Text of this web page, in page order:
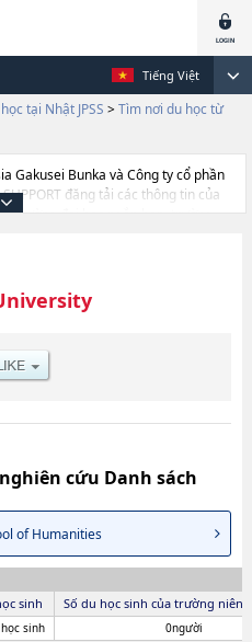
Tiếng Việt
tại Nhật JPSS > Tìm nơi du học từ
Gakusei Bunka và Công ty cổ phần
đăng tải các thông tin của
trường đại học ngắn hạn, trường
Graduate School of Humanities,
tin liên quan đến thi tuyển như
cở sở trang thiết bị, hướng dẫn
cứu Danh sách
of Humanities
sinh Số du học sinh của trường niên
sinh 0người